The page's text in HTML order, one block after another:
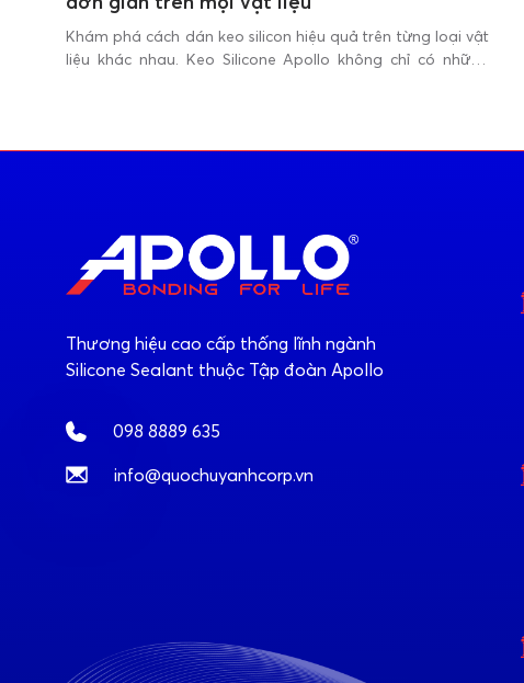
Khám phá cách dán keo silicon hiệu quả trên từng loại vật
liệu khác nhau. Keo Silicone Apollo không chỉ có những
Thương hiệu cao cấp thống lĩnh ngành
Silicone Sealant thuộc Tập đoàn Apollo
098 8889 635
info@quochuyanhcorp.vn